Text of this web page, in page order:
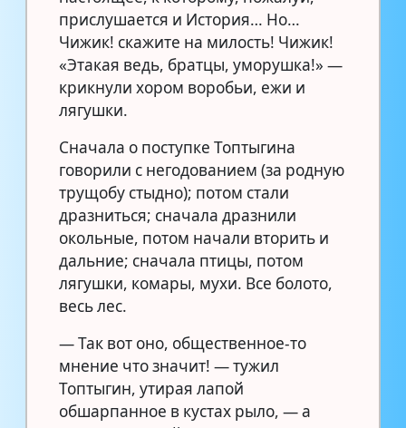
прислушается и История… Но…
Чижик! скажите на милость! Чижик!
«Этакая ведь, братцы, уморушка!» —
крикнули хором воробьи, ежи и
лягушки.
Сначала о поступке Топтыгина
говорили с негодованием (за родную
трущобу стыдно); потом стали
дразниться; сначала дразнили
окольные, потом начали вторить и
дальние; сначала птицы, потом
лягушки, комары, мухи. Все болото,
весь лес.
— Так вот оно, общественное-то
мнение что значит! — тужил
Топтыгин, утирая лапой
обшарпанное в кустах рыло, — а